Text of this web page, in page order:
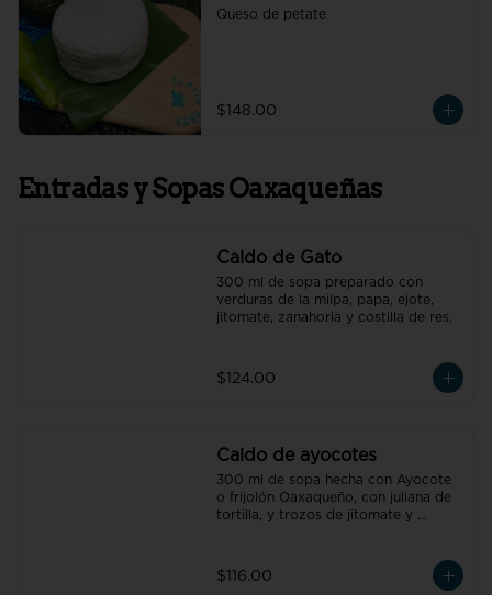
Queso de petate
$148.00
Entradas y Sopas Oaxaqueñas
Caldo de Gato
300 ml de sopa preparado con
verduras de la milpa, papa, ejote,
jitomate, zanahoria y costilla de res.
$124.00
Caldo de ayocotes
300 ml de sopa hecha con Ayocote
o frijolón Oaxaqueño, con juliana de
tortilla, y trozos de jitomate y
$116.00